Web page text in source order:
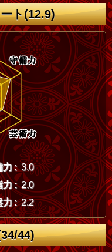
ト(12.9)
力 : 3.0
力 : 2.0
力 : 2.2
44)